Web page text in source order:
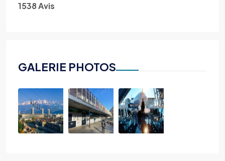
1538 Avis
GALERIE PHOTOS